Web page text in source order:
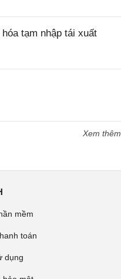
tạm nhập tái xuất
Xem thêm
mềm
toán
dụng